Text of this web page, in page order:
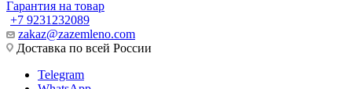
Гарантия на товар
+7 9231232089
zakaz@zazemleno.com
Доставка по всей России
Telegram